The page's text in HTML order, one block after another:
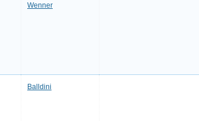
Wenner
Balldini